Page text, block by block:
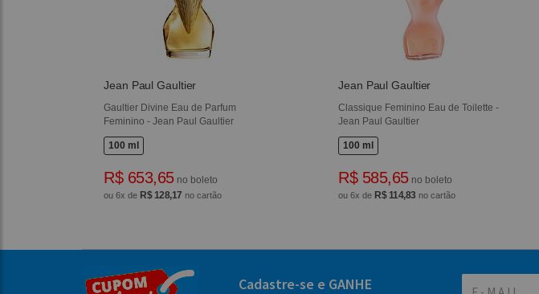
Jean Paul Gaultier
Gaultier Divine Eau de Parfum
Feminino - Jean Paul Gaultier
100 ml
R$ 653,65no boleto
ou 6x de R$ 128,17 no cartão
Jean Paul Gaultier
Classique Feminino Eau de Toilette -
Jean Paul Gaultier
100 ml
R$ 585,65no boleto
ou 6x de R$ 114,83 no cartão
Cadastre-se e GANHE